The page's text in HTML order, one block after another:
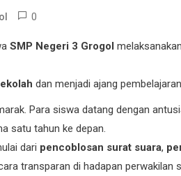
0
SMP Negeri 3 Grogol
dan menjadi ajang
Para siswa datang dengan
satu tahun ke depan.
dari pencoblosan surat suara,
transparan di hadapan perwakilan